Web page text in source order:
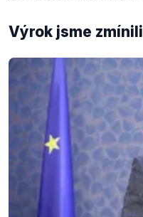
Výrok jsme zmínili